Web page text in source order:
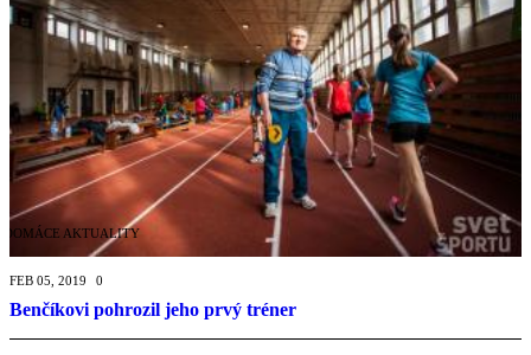
DOMÁCE AKTUALITY
FEB 05, 2019 0
Benčíkovi pohrozil jeho prvý tréner